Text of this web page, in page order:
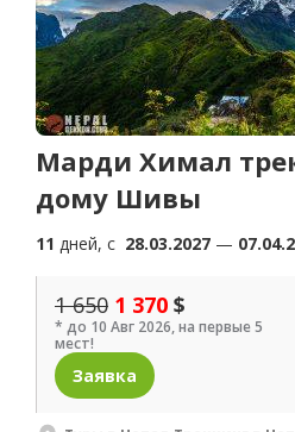
Марди Химал
дому Шивы
11 дней, c 28.03.2027 —
1 650 1 370 $
* до 10 Авг 2026, на первые 5
мест!
Заявка